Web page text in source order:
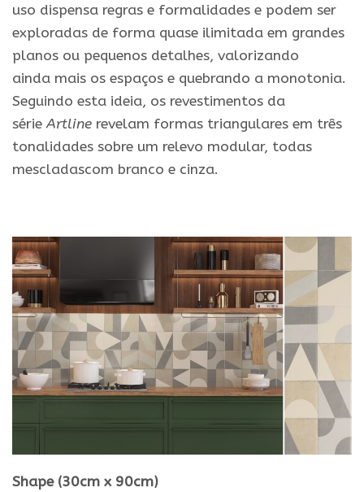
uso dispensa regras e formalidades e podem ser
exploradas de forma quase ilimitada em grandes
planos ou pequenos detalhes, valorizando
ainda mais os espaços e quebrando a monotonia.
Seguindo esta ideia, os revestimentos da
sérieArtline revelam formas triangulares em três
tonalidades sobre um relevo modular, todas
mescladascom branco e cinza.
Shape (30cm x 90cm)